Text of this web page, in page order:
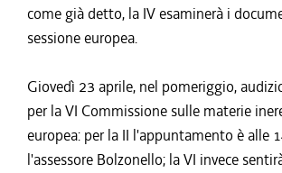
come già detto, la IV esaminerà i
sessione europea.
Giovedì 23 aprile, nel pomeriggio,
per la VI Commissione sulle materie
europea: per la II l'appuntamento è alle
l'assessore Bolzonello; la VI invece